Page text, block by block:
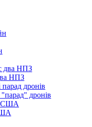
НПЗ
дронів